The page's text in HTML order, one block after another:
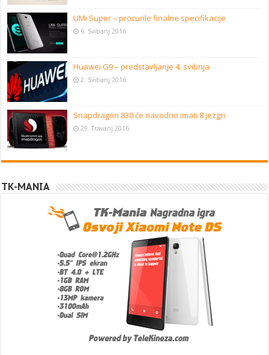
UMi Super – procurile finalne specifikacije
6. Svibanj 2016
Huawei G9 – predstavljanje 4. svibnja
2. Svibanj 2016
Snapdragon 830 će navodno imati 8 jezgri
29. Travanj 2016
TK-MANIA